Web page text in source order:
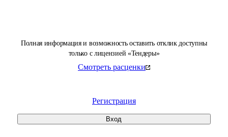
Полная информация и возможность оставить отклик доступны
только с лицензией «Тендеры»
Смотреть расценки
Регистрация
Вход